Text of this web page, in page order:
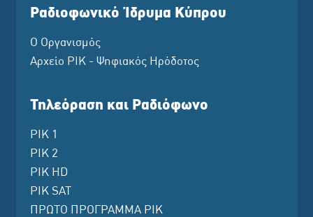
Ραδιοφωνικό Ίδρυμα Κύπρου
Ο Οργανισμός
Αρχείο ΡΙΚ - Ψηφιακός Ηρόδοτος
Τηλεόραση και Ραδιόφωνο
ΡΙΚ 1
ΡΙΚ 2
ΡΙΚ HD
ΡΙΚ SAT
ΠΡΩΤΟ ΠΡΟΓΡΑΜΜΑ ΡΙΚ